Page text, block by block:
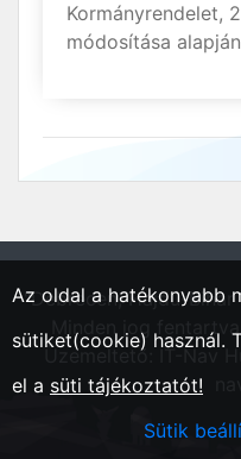
Kormányrendelet,
módosítása
"Debrecen, Hajdú-Bihar
Minden jog
Üzemeltető: IT-Nav
Az oldal a hatékonyabb
sütiket(cookie) használ.
el a süti tájékoztatót!
Sütik